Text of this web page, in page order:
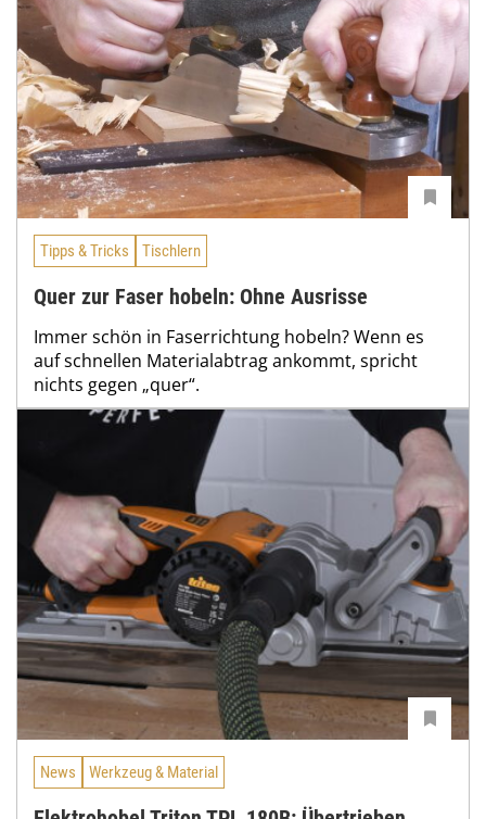
Tipps & Tricks Tischlern
Quer zur Faser hobeln: Ohne Ausrisse
Immer schön in Faserrichtung hobeln? Wenn es
auf schnellen Materialabtrag ankommt, spricht
nichts gegen „quer“.
News Werkzeug & Material